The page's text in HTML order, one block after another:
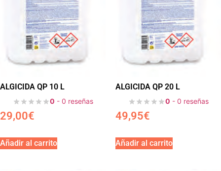
ALGICIDA QP 10 L
0 - 0 reseñas
29,00€
Añadir al carrito
ALGICIDA QP 20 L
0 - 0 reseñas
49,95€
Añadir al carrito